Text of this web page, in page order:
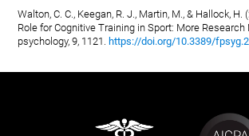
Walton, C. C., Keegan, R. J., Martin, M., & Hallock, H.
Role for Cognitive Training in Sport: More
psychology, 9, 1121. https://doi.org/10.3389/